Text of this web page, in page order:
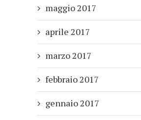
maggio 2017
aprile 2017
marzo 2017
febbraio 2017
gennaio 2017